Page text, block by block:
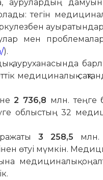
аурулардың
тегін
мен
).
ауруханасында
медициналық
2 736,8 млн. теңге
облыстың 32
3 258,5 млн.
өтуі мүмкін.
медициналық